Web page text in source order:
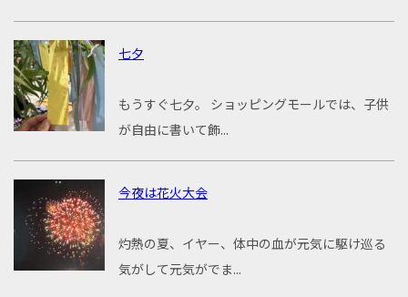
七夕
もうすぐ七夕。 ショッピングモールでは、子供
が自由に書いて飾...
今夜は花火大会
灼熱の夏、イヤー、体中の血が元気に駆け巡る
気がして元気がでま...